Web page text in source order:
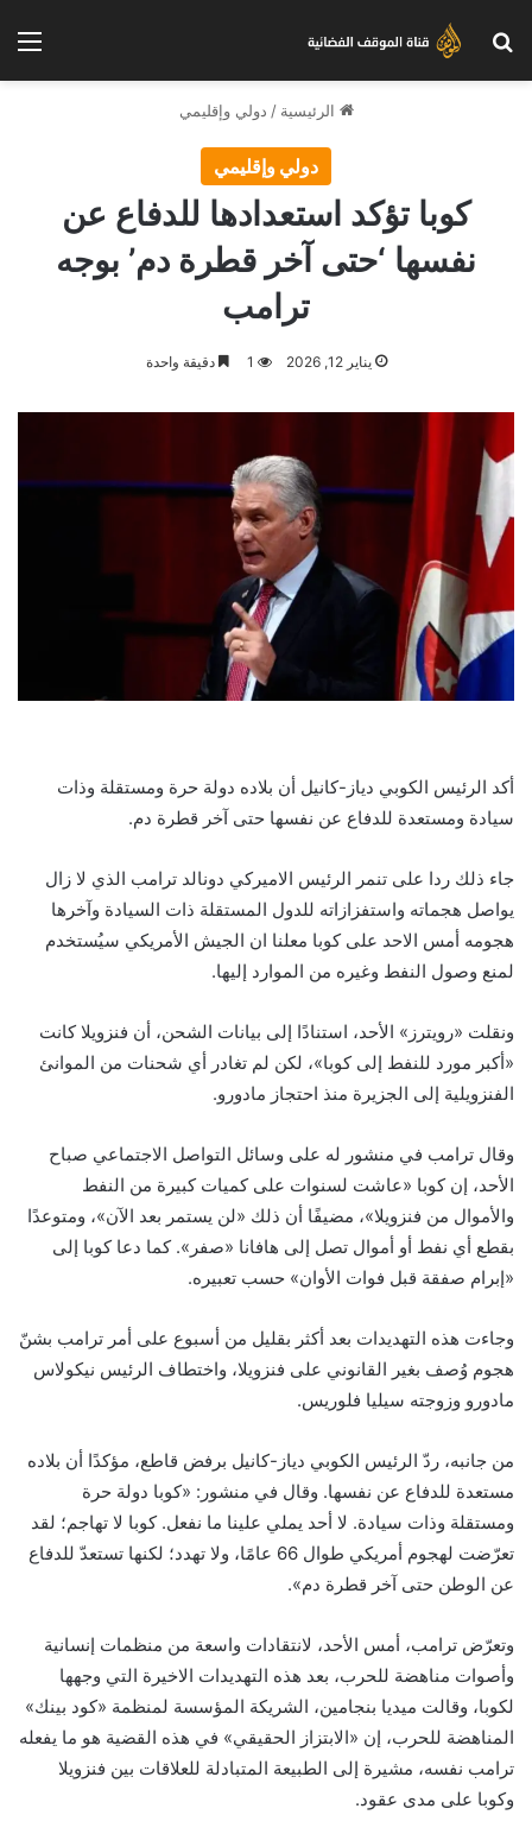
بحث عن
الرئيسية / دولي وإقليمي
دولي وإقليمي
كوبا تؤكد استعدادها للدفاع عن
نفسها ‘حتى آخر قطرة دم’ بوجه
ترامب
يناير 12, 2026 1 دقيقة واحدة
أكد الرئيس الكوبي دياز-كانيل أن بلاده دولة حرة ومستقلة وذات
سيادة ومستعدة للدفاع عن نفسها حتى آخر قطرة دم.
جاء ذلك ردا على تنمر الرئيس الاميركي دونالد ترامب الذي لا زال
يواصل هجماته واستفزازاته للدول المستقلة ذات السيادة وآخرها
هجومه أمس الاحد على كوبا معلنا ان الجيش الأمريكي سيُستخدم
لمنع وصول النفط وغيره من الموارد إليها.
ونقلت «رويترز» الأحد، استنادًا إلى بيانات الشحن، أن فنزويلا كانت
«أكبر مورد للنفط إلى كوبا»، لكن لم تغادر أي شحنات من الموانئ
الفنزويلية إلى الجزيرة منذ احتجاز مادورو.
وقال ترامب في منشور له على وسائل التواصل الاجتماعي صباح
الأحد، إن كوبا «عاشت لسنوات على كميات كبيرة من النفط
والأموال من فنزويلا»، مضيفًا أن ذلك «لن يستمر بعد الآن»، ومتوعدًا
بقطع أي نفط أو أموال تصل إلى هافانا «صفر». كما دعا كوبا إلى
«إبرام صفقة قبل فوات الأوان» حسب تعبيره.
وجاءت هذه التهديدات بعد أكثر بقليل من أسبوع على أمر ترامب بشنّ
هجوم وُصف بغير القانوني على فنزويلا، واختطاف الرئيس نيكولاس
مادورو وزوجته سيليا فلوريس.
من جانبه، ردّ الرئيس الكوبي دياز-كانيل برفض قاطع، مؤكدًا أن بلاده
مستعدة للدفاع عن نفسها. وقال في منشور: «كوبا دولة حرة
ومستقلة وذات سيادة. لا أحد يملي علينا ما نفعل. كوبا لا تهاجم؛ لقد
تعرّضت لهجوم أمريكي طوال 66 عامًا، ولا تهدد؛ لكنها تستعدّ للدفاع
عن الوطن حتى آخر قطرة دم».
وتعرّض ترامب، أمس الأحد، لانتقادات واسعة من منظمات إنسانية
وأصوات مناهضة للحرب، بعد هذه التهديدات الاخيرة التي وجهها
لكوبا، وقالت ميديا بنجامين، الشريكة المؤسسة لمنظمة «كود بينك»
المناهضة للحرب، إن «الابتزاز الحقيقي» في هذه القضية هو ما يفعله
ترامب نفسه، مشيرة إلى الطبيعة المتبادلة للعلاقات بين فنزويلا
وكوبا على مدى عقود.